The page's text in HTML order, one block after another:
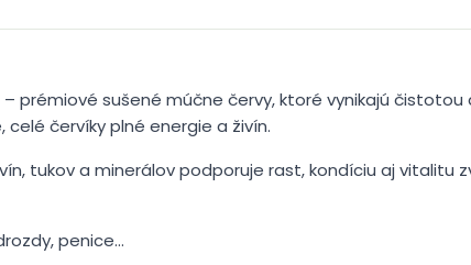
prémiové sušené múčne červy, ktoré vynikajú čistotou
celé červíky plné energie a živín.
tukov a minerálov podporuje rast, kondíciu aj vitalitu
penice…